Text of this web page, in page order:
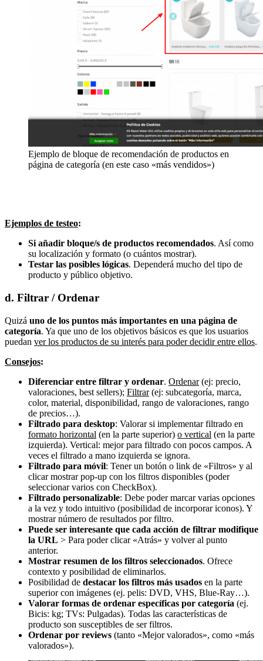
Ejemplo de bloque de recomendación de productos en
página de categoría (en este caso «más vendidos»)
Ejemplos de testeo:
Si añadir bloque/s de productos recomendados. Así como
su localización y formato (o cuántos mostrar).
Testar las posibles lógicas. Dependerá mucho del tipo de
producto y público objetivo.
d. Filtrar / Ordenar
Quizá uno de los puntos más importantes en una página de
categoría. Ya que uno de los objetivos básicos es que los usuarios
puedan ver los productos de su interés para poder decidir entre ellos.
Consejos:
Diferenciar entre filtrar y ordenar. Ordenar(ej: precio,
valoraciones, best sellers); Filtrar(ej: subcategoría, marca,
color, material, disponibilidad, rango de valoraciones, rango
de precios…).
Filtrado para desktop: Valorar si implementar filtrado en
formato horizontal (en la parte superior) o vertical (en la parte
izquierda). Vertical: mejor para filtrado con pocos campos. A
veces el filtrado a mano izquierda se ignora.
Filtrado para móvil: Tener un botón o link de «Filtros» y al
clicar mostrar pop-up con los filtros disponibles (poder
seleccionar varios con CheckBox).
Filtrado personalizable: Debe poder marcar varias opciones
a la vez y todo intuitivo (posibilidad de incorporar iconos). Y
mostrar número de resultados por filtro.
Puede ser interesante que cada acción de filtrar modifique
la URL > Para poder clicar «Atrás» y volver al punto
anterior.
Mostrar resumen de los filtros seleccionados. Ofrece
contexto y posibilidad de eliminarlos.
Posibilidad de destacar los filtros más usados en la parte
superior con imágenes (ej. pelis: DVD, VHS, Blue-Ray…).
Valorar formas de ordenar específicas por categoría (ej.
Bicis: kg; TVs: Pulgadas). Todas las características de
producto son susceptibles de ser filtros.
Ordenar por reviews (tanto «Mejor valorados», como «más
valorados»).